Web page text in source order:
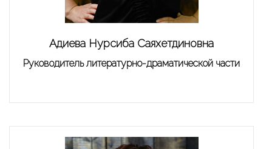
Адиева Нурсиба Саяхетдиновна
Руководитель литературно-драматической части